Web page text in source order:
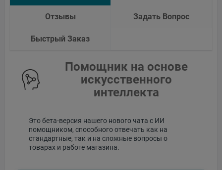
Отзывы Задать Вопрос
Быстрый Заказ
Помощник на основе
искусственного
интеллекта
Это бета-версия нашего нового чата с ИИ
помощником, способного отвечать как на
стандартные, так и на сложные вопросы о
товарах и работе магазина.